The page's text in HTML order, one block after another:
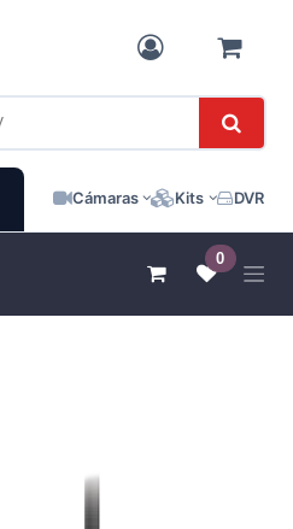
Cámaras Kits DVR /
0